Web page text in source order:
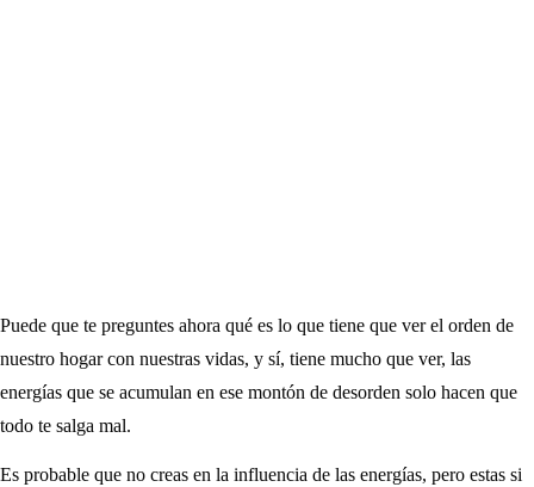
Puede que te preguntes ahora qué es lo que tiene que ver el orden de
nuestro hogar con nuestras vidas, y sí, tiene mucho que ver, las
energías que se acumulan en ese montón de desorden solo hacen que
todo te salga mal.
Es probable que no creas en la influencia de las energías, pero estas si